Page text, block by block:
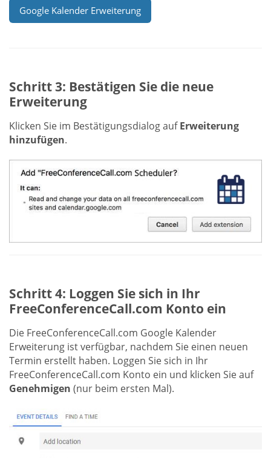
Google Kalender Erweiterung
Schritt 3: Bestätigen Sie die neue
Erweiterung
Klicken Sie im Bestätigungsdialog aufErweiterung
hinzufügen.
Schritt 4: Loggen Sie sich in Ihr
FreeConferenceCall.com Konto ein
Die FreeConferenceCall.com Google Kalender
Erweiterung ist verfügbar, nachdem Sie einen neuen
Termin erstellt haben. Loggen Sie sich in Ihr
FreeConferenceCall.com Konto ein und klicken Sie auf
Genehmigen (nur beim ersten Mal).